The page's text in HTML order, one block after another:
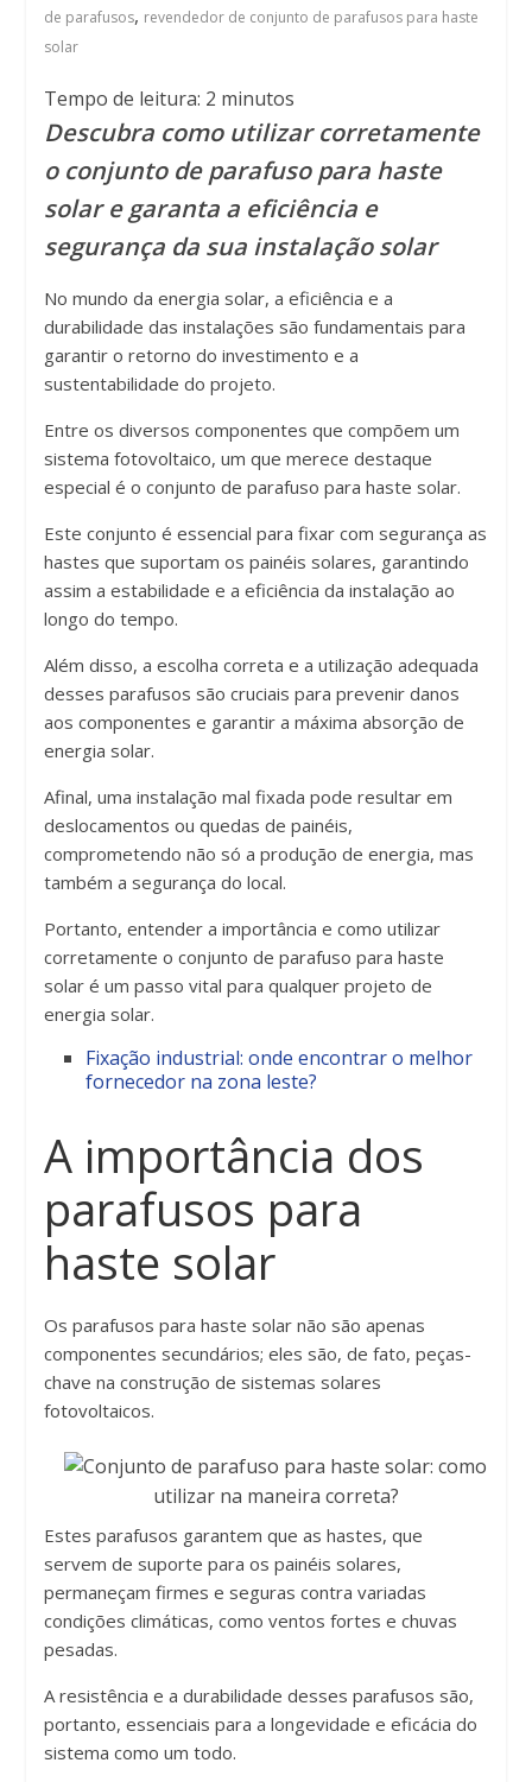
de parafusos, revendedor de conjunto de parafusos para haste
solar
Tempo de leitura: 2 minutos
Descubra como utilizar corretamente
o conjunto de parafuso para haste
solar e garanta a eficiência e
segurança da sua instalação solar
No mundo da energia solar, a eficiência e a
durabilidade das instalações são fundamentais para
garantir o retorno do investimento e a
sustentabilidade do projeto.
Entre os diversos componentes que compõem um
sistema fotovoltaico, um que merece destaque
especial é o conjunto de parafuso para haste solar.
Este conjunto é essencial para fixar com segurança as
hastes que suportam os painéis solares, garantindo
assim a estabilidade e a eficiência da instalação ao
longo do tempo.
Além disso, a escolha correta e a utilização adequada
desses parafusos são cruciais para prevenir danos
aos componentes e garantir a máxima absorção de
energia solar.
Afinal, uma instalação mal fixada pode resultar em
deslocamentos ou quedas de painéis,
comprometendo não só a produção de energia, mas
também a segurança do local.
Portanto, entender a importância e como utilizar
corretamente o conjunto de parafuso para haste
solar é um passo vital para qualquer projeto de
energia solar.
Fixação industrial: onde encontrar o melhor
fornecedor na zona leste?
A importância dos
parafusos para
haste solar
Os parafusos para haste solar não são apenas
componentes secundários; eles são, de fato, peças-
chave na construção de sistemas solares
fotovoltaicos.
Estes parafusos garantem que as hastes, que
servem de suporte para os painéis solares,
permaneçam firmes e seguras contra variadas
condições climáticas, como ventos fortes e chuvas
pesadas.
A resistência e a durabilidade desses parafusos são,
portanto, essenciais para a longevidade e eficácia do
sistema como um todo.